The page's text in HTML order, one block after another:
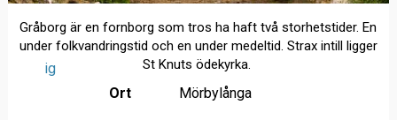
ig
Gråborg är en fornborg som tros ha haft två storhetstider. En
under folkvandringstid och en under medeltid. Strax intill ligger
St Knuts ödekyrka.
Ort Mörbylånga